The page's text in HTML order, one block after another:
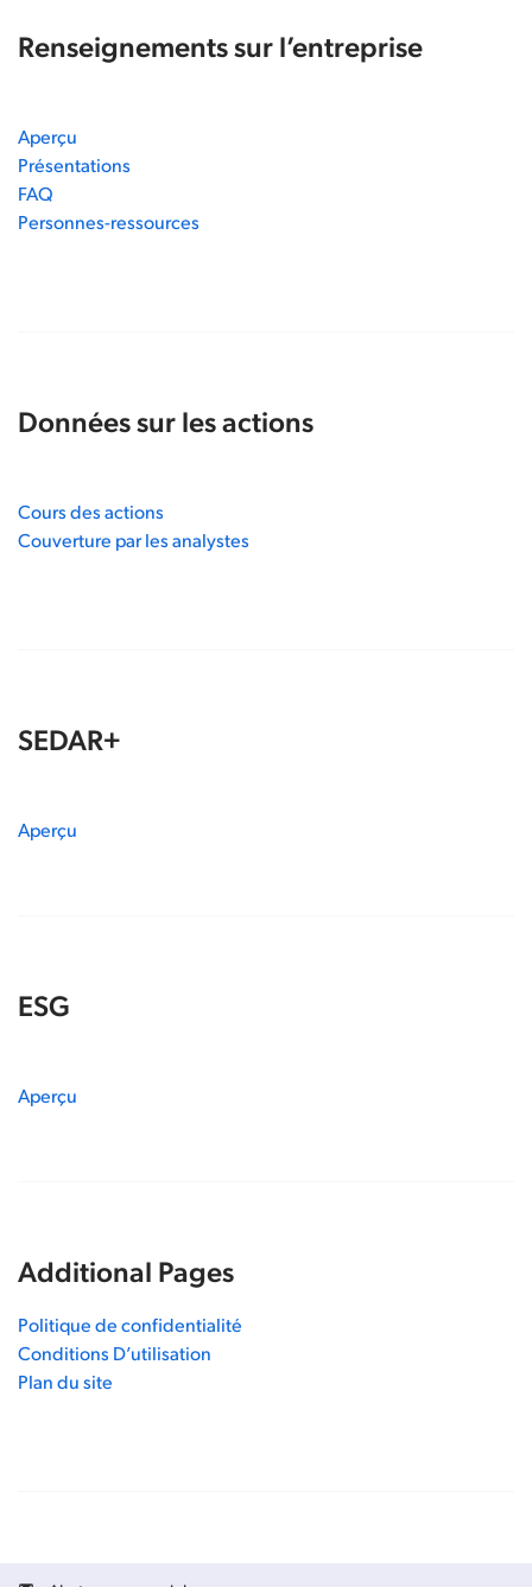
Renseignements sur l’entreprise
Aperçu
Présentations
FAQ
Personnes-ressources
Données sur les actions
Cours des actions
Couverture par les analystes
SEDAR+
Aperçu
ESG
Aperçu
Additional Pages
Politique de confidentialité
Conditions D’utilisation
Plan du site